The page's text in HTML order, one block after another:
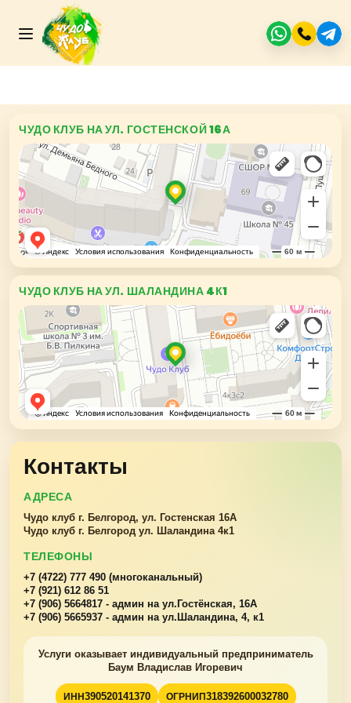
Контакты
АДРЕСА
Чудо клуб г. Белгород, ул. Гостенская 16А
Чудо клуб г. Белгород ул. Шаландина 4к1
ТЕЛЕФОНЫ
+7 (4722) 777 490 (многоканальный)
+7 (921) 612 86 51
+7 (906) 5664817 - админ на ул.Гостёнская, 16А
+7 (906) 5665937 - админ на ул.Шаландина, 4, к1
Услуги оказывает индивидуальный предприниматель
Баум Владислав Игоревич
ИНН390520141370 ОГРНИП318392600032780
ЧУДО КЛУБ НА УЛ. ГОСТЕНСКОЙ 16А
ЧУДО КЛУБ НА УЛ. ШАЛАНДИНА 4К1